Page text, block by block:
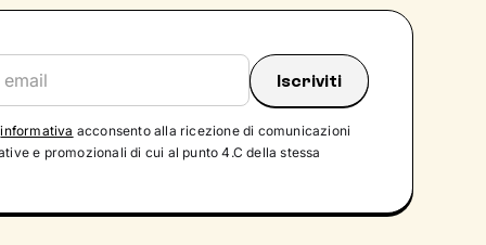
informativa acconsento alla ricezione di comunicazioni
e promozionali di cui al punto 4.C della stessa